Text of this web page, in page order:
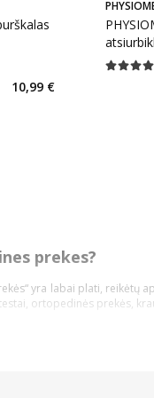
10,99 €
Vidutinis
prekes?
yra labai plati,
ortopedinės prekės,